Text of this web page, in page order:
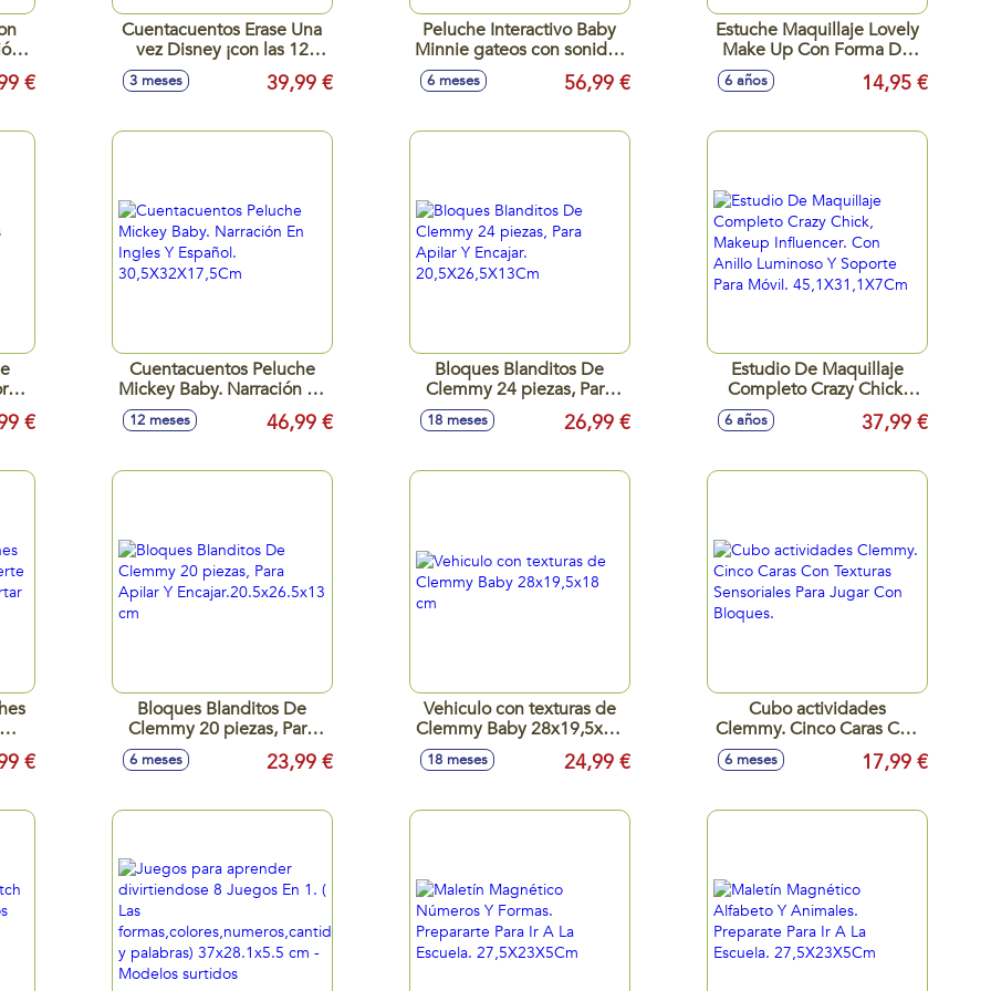
€
Cuentacuentos Erase Una
vez Disney ¡con las 12
historias más conocidas de
3 meses 39,99 €
Peluche Interactivo Baby
Minnie gateos con sonidos
32x32x14,5 cm
6 meses 56,99 €
Estuche Maquillaje Lovely
Make Up Con Forma De
Delfín 27X22X5 Cm
6 años 14,95 €
€
Cuentacuentos Peluche
Mickey Baby. Narración En
Ingles Y Español.
30,5X32X17,5Cm
12 meses 46,99 €
Bloques Blanditos De
Clemmy 24 piezas, Para
Apilar Y Encajar.
20,5X26,5X13Cm
18 meses 26,99 €
Estudio De Maquillaje
Completo Crazy Chick,
Makeup Influencer. Con
Anillo Luminoso Y Soporte
45,1X31,1X7Cm
6 años 37,99 €
€
Bloques Blanditos De
Clemmy 20 piezas, Para
Encajar.20.5x26.5x13 cm
6 meses 23,99 €
Vehiculo con texturas de
Clemmy Baby 28x19,5x18
18 meses 24,99 €
Cubo actividades
Clemmy. Cinco Caras Con
Texturas Sensoriales Para
Jugar Con Bloques.
6 meses 17,99 €